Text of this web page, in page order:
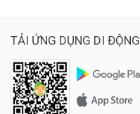
TẢI ỨNG DỤNG DI ĐỘNG